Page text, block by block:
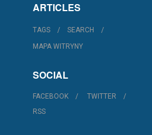
ARTICLES
TAGS
SEARCH
MAPA WITRYNY
SOCIAL
FACEBOOK
TWITTER
RSS